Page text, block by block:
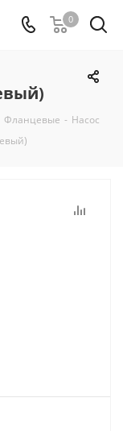
0
Фланцевые - Насос